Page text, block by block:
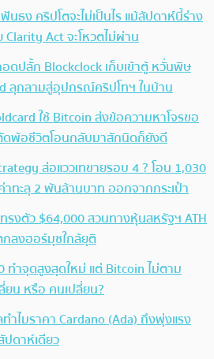
นธง คริปโตจะไม่เป็นไร แม้สัปดาห์นี้ร่าง
Act จะโหวตไม่ผ่าน
อดปลั้ก Blockclock เก็บเข้าตู้ หวั่นพิษ
ลุกลามสู่อุปกรณ์คริปโทฯ ในบ้าน
ใช้ Bitcoin ส่งข้อความหาโจรขอ
ดพ้อชีวิตโอนกลับมาสักนิดก็ยังดี
ส่อแววเทขายรอบ 4 ? โอน 1,030
าทะลุ 2 พันล้านบาท ออกจากกระเป๋า
รงตัว $64,000 สวนทางหุ้นสหรัฐฯ ATH
ลงฮอร์มุซใกล้ยุติ
ทำจุดสูงสุดใหม่ แต่ Bitcoin ไม่ตาม
ยน หรือ คนเปลี่ยน?
ำไมราคา Cardano (Ada) ถึงพุ่งแรง
ปดาห์เดียว